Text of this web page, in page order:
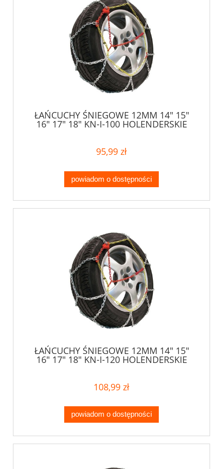
ŁAŃCUCHY ŚNIEGOWE 12MM 14" 15"
16" 17" 18" KN-I-100 HOLENDERSKIE
95,99 zł
powiadom o dostępności
ŁAŃCUCHY ŚNIEGOWE 12MM 14" 15"
16" 17" 18" KN-I-120 HOLENDERSKIE
108,99 zł
powiadom o dostępności